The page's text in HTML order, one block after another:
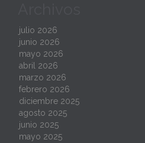
julio 2026
junio 2026
mayo 2026
abril 2026
marzo 2026
febrero 2026
diciembre 2025
agosto 2025
junio 2025
mayo 2025